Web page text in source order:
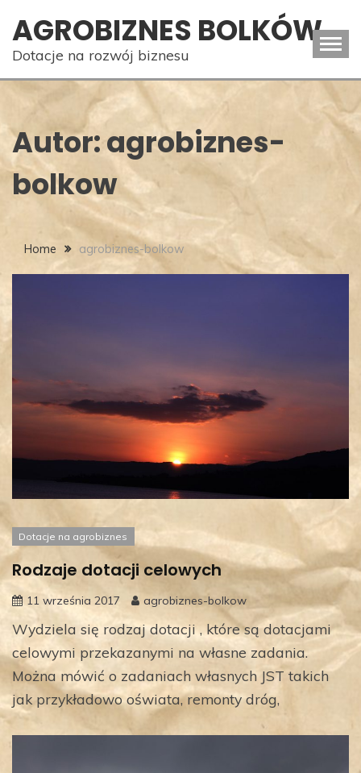
content
AGROBIZNES BOLKÓW
Dotacje na rozwój biznesu
Autor:agrobiznes-
bolkow
Home agrobiznes-bolkow
Dotacje na agrobiznes
Rodzaje dotacji celowych
11 września 2017 agrobiznes-bolkow
Wydziela się rodzaj dotacji , które są dotacjami
celowymi przekazanymi na własne zadania.
Można mówić o zadaniach własnych JST takich
jak przykładowo oświata, remonty dróg,